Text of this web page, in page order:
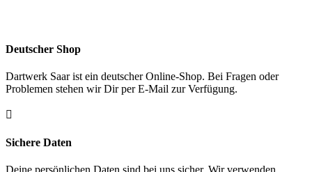
Deutscher Shop
Dartwerk Saar ist ein deutscher Online-Shop. Bei Fragen oder
Problemen stehen wir Dir per E-Mail zur Verfügung.

Sichere Daten